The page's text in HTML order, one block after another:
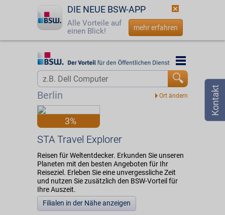
DIE NEUE BSW-APP
Alle Vorteile auf
einen Blick!
mehr erfahren
Startseite
Jetzt BSW-Mitglied werden
Login
Berlin
Startseite
Vorteilswelt
3%
STA Travel Explorer
Reisen für Weltentdecker. Erkunden Sie unseren
Planeten mit den besten Angeboten für Ihr
Reiseziel. Erleben Sie eine unvergessliche Zeit
und nutzen Sie zusätzlich den BSW-Vorteil für
Ihre Auszeit.
Filialen in der Nähe anzeigen